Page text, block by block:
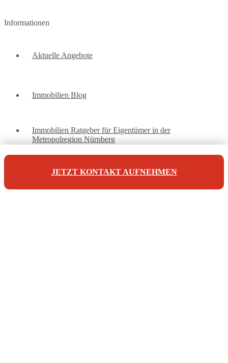
JETZT KONTAKT AUFNEHMEN
Informationen
Aktuelle Angebote
Immobilien Blog
Immobilien Ratgeber für Eigentümer in der
Metropolregion Nürnberg
Unsere Referenzen